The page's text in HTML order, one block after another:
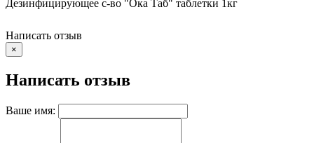
Дезинфицирующее с-во "Ока Таб" таблетки 1кг
Написать отзыв
×
Написать отзыв
Ваше имя: